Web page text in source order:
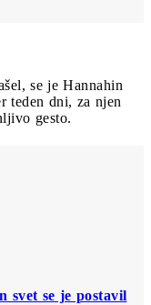
se je Hannahin
teden dni, za njen
gesto.
svet se je postavil